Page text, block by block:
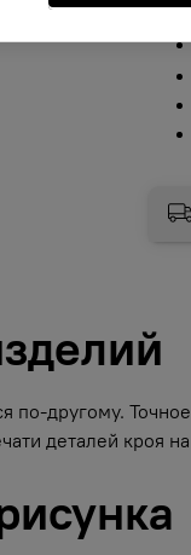
другому.
деталей кроя